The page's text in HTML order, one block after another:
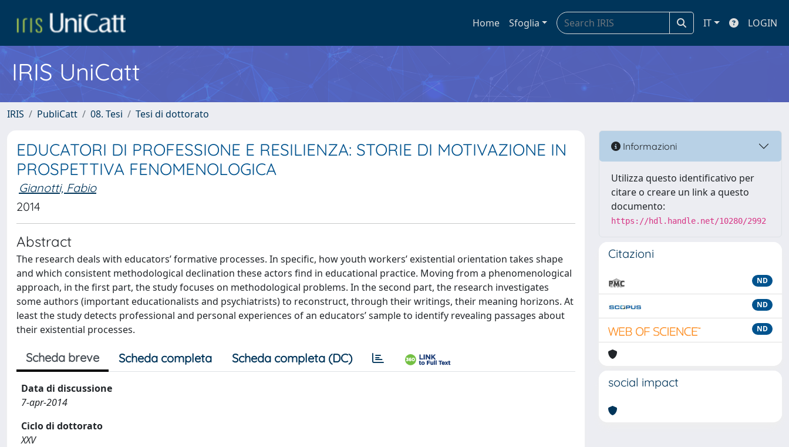
Home Sfoglia IT LOGIN
IRIS UniCatt
IRIS PubliCatt 08. Tesi Tesi di dottorato
EDUCATORI DI PROFESSIONE E RESILIENZA: STORIE DI MOTIVAZIONE IN
PROSPETTIVA FENOMENOLOGICA
Gianotti, Fabio
2014
Abstract
The research deals with educators’ formative processes. In specific, how youth workers’ existential orientation takes shape
and which consistent methodological declination these actors find in educational practice. Moving from a phenomenological
approach, in the first part, the study focuses on methodological problems. In the second part, the research investigates
some authors (important educationalists and psychiatrists) to reconstruct, through their writings, their meaning horizons. At
least the study detects professional and personal experiences of an educators’ sample to identify revealing passages about
their existential processes.
Scheda breve Scheda completa Scheda completa (DC)
Data di discussione
7-apr-2014
Ciclo di dottorato
XXV
Informazioni
Utilizza questo identificativo per
citare o creare un link a questo
documento:
https://hdl.handle.net/10280/2992
Citazioni
ND
ND
ND
social impact